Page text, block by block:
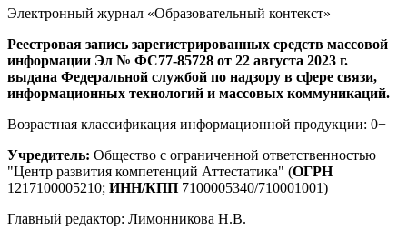
Электронный журнал «Образовательный контекст»
Реестровая запись зарегистрированных средств массовой
информации Эл № ФС77-85728 от 22 августа 2023 г.
выдана Федеральной службой по надзору в сфере связи,
информационных технологий и массовых коммуникаций.
Возрастная классификация информационной продукции: 0+
Учредитель: Общество с ограниченной ответственностью
"Центр развития компетенций Аттестатика" (ОГРН
1217100005210; ИНН/КПП 7100005340/710001001)
Главный редактор: Лимонникова Н.В.